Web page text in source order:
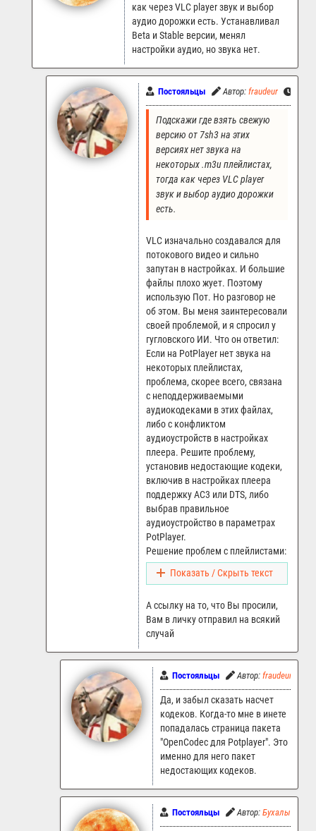
как через VLC player звук и выбор
аудио дорожки есть. Устанавливал
Beta и Stable версии, менял
настройки аудио, но звука нет.
Постояльцы Автор: fraudeur
Подскажи где взять свежую
версию от 7sh3 на этих
версиях нет звука на
некоторых .m3u плейлистах,
тогда как через VLC player
звук и выбор аудио дорожки
есть.
VLC изначально создавался для
потокового видео и сильно
запутан в настройках. И большие
файлы плохо жует. Поэтому
использую Пот. Но разговор не
об этом. Вы меня заинтересовали
своей проблемой, и я спросил у
гугловского ИИ. Что он ответил:
Если на PotPlayer нет звука на
некоторых плейлистах,
проблема, скорее всего, связана
с неподдерживаемыми
аудиокодеками в этих файлах,
либо с конфликтом
аудиоустройств в настройках
плеера. Решите проблему,
установив недостающие кодеки,
включив в настройках плеера
поддержку AC3 или DTS, либо
выбрав правильное
аудиоустройство в параметрах
PotPlayer.
Решение проблем с плейлистами:
Показать / Скрыть текст
А ссылку на то, что Вы просили,
Вам в личку отправил на всякий
случай
Постояльцы Автор: fraudeur
Да, и забыл сказать насчет
кодеков. Когда-то мне в инете
попадалась страница пакета
"OpenCodec для Potplayer". Это
именно для него пакет
недостающих кодеков.
Постояльцы Автор: Бухалыч